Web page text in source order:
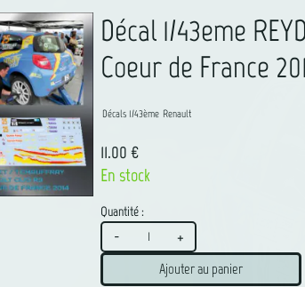
Décal 1/43eme
Coeur de France
Décals 1/43ème Renault
11.00 €
En stock
Quantité :
- +
Ajouter au panier